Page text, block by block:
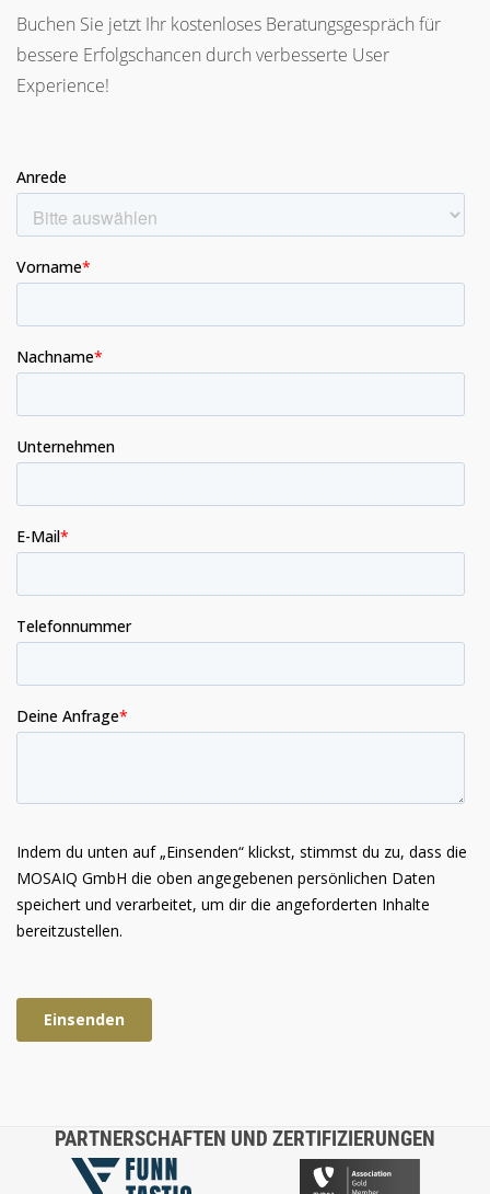
Buchen Sie jetzt Ihr kostenloses Beratungsgespräch für
bessere Erfolgschancen durch verbesserte User
Experience!
PARTNERSCHAFTEN UND ZERTIFIZIERUNGEN